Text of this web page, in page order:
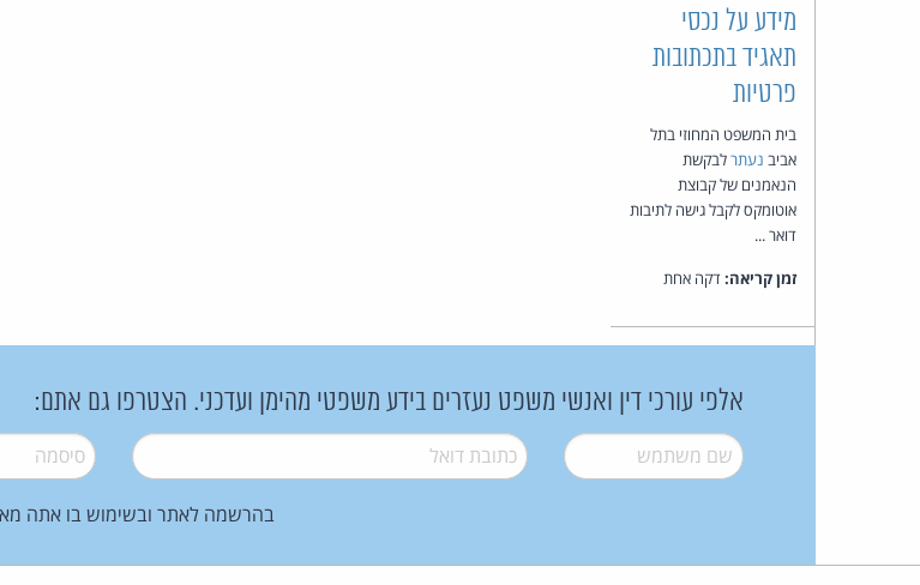
מידע על נכסי
תאגיד בתכתובות
פרטיות
בית המשפט המחוזי בתל
אביב נעתרלבקשת
הנאמנים של קבוצת
אוטומקס לקבל גישה לתיבות
דואר ...
זמן קריאה:דקה אחת
אלפי עורכי דין ואנשי משפט נעזרים בידע משפטי מהימן ועדכני. הצטרפו גם אתם:
שם משתמש* דואל* סיסמה*
בהרשמה לאתר ובשימוש בו אתה